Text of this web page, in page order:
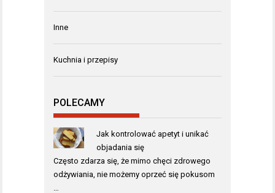
Inne
Kuchnia i przepisy
POLECAMY
Jak kontrolować apetyt i unikać
objadania się
Często zdarza się, że mimo chęci zdrowego
odżywiania, nie możemy oprzeć się pokusom
…